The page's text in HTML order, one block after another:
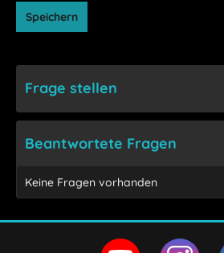
Speichern
Frage stellen
Beantwortete Fragen
Keine Fragen vorhanden